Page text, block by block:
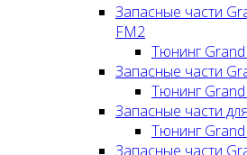
Запасные части
FM2
Тюнинг
Запасные части
Тюнинг
Запасные части
Тюнинг
Запасные части